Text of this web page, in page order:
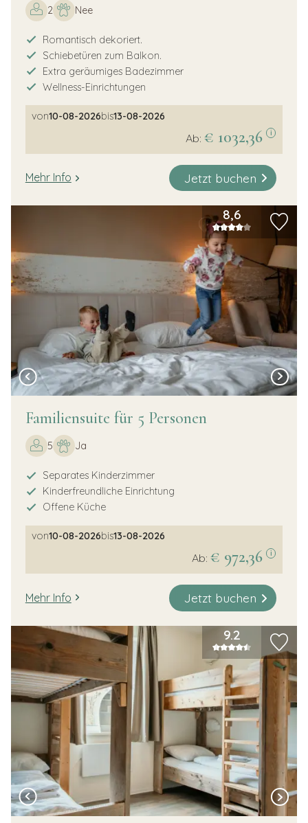
8,6
Familiensuite für 5 Personen
5 Ja
Separates Kinderzimmer
Kinderfreundliche Einrichtung
Offene Küche
von10-08-2026bis13-08-2026
Ab: € 972,36 i
Mehr Info Jetzt buchen
9.2
2 Nee
Romantisch dekoriert.
Schiebetüren zum Balkon.
Extra geräumiges Badezimmer
Wellness-Einrichtungen
von10-08-2026bis13-08-2026
Ab: € 1032,36 i
Mehr Info Jetzt buchen